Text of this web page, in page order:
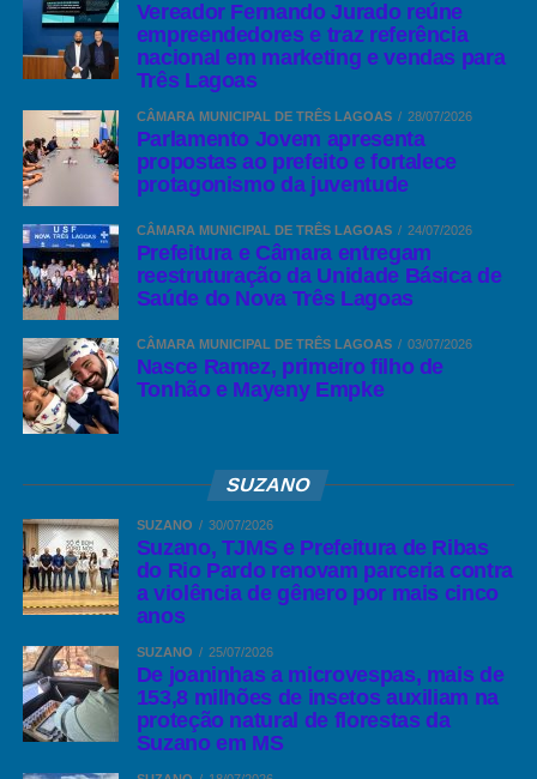
Vereador Fernando Jurado reúne
empreendedores e traz referência
nacional em marketing e vendas para
Três Lagoas
CÂMARA MUNICIPAL DE TRÊS LAGOAS 28/07/2026
Parlamento Jovem apresenta
propostas ao prefeito e fortalece
protagonismo da juventude
CÂMARA MUNICIPAL DE TRÊS LAGOAS 24/07/2026
Prefeitura e Câmara entregam
reestruturação da Unidade Básica de
Saúde do Nova Três Lagoas
CÂMARA MUNICIPAL DE TRÊS LAGOAS 03/07/2026
Nasce Ramez, primeiro filho de
Tonhão e Mayeny Empke
SUZANO
SUZANO 30/07/2026
Suzano, TJMS e Prefeitura de Ribas
do Rio Pardo renovam parceria contra
a violência de gênero por mais cinco
anos
SUZANO 25/07/2026
De joaninhas a microvespas, mais de
153,8 milhões de insetos auxiliam na
proteção natural de florestas da
Suzano em MS